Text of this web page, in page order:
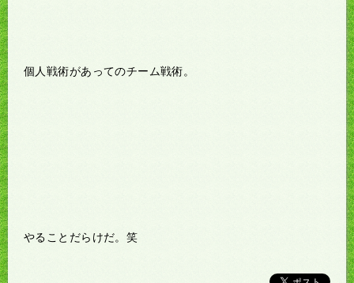
個人戦術があってのチーム戦術。
やることだらけだ。笑